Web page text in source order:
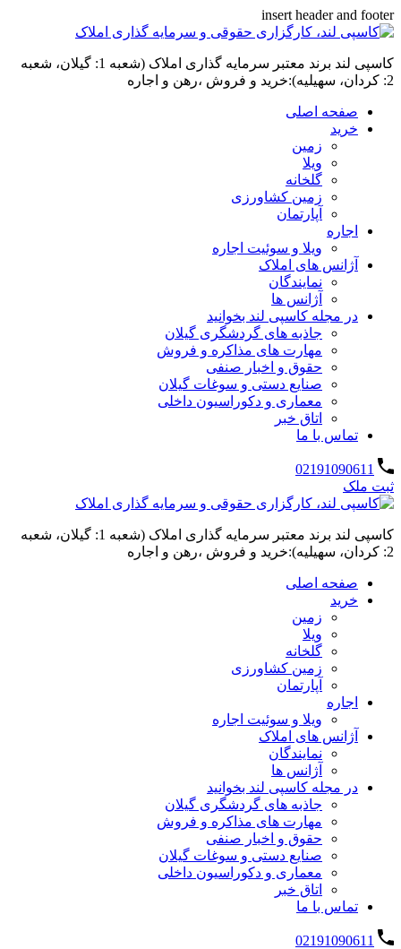
insert header and footer
کاسپی لند برند معتبر سرمایه گذاری املاک (شعبه 1: گیلان، شعبه
2: کردان، سهیلیه):خرید و فروش ،رهن و اجاره
صفحه اصلی
خرید
زمین
ویلا
گلخانه
زمین کشاورزی
آپارتمان
اجاره
ویلا و سوئیت اجاره
آژانس های املاک
نمایندگان
آژانس ها
در مجله کاسپی لند بخوانید
جاذبه های گردشگری گیلان
مهارت های مذاکره و فروش
حقوق و اخبار صنفی
صنایع دستی و سوغات گیلان
معماری و دکوراسیون داخلی
اتاق خبر
تماس با ما
02191090611
ثبت ملک
کاسپی لند برند معتبر سرمایه گذاری املاک (شعبه 1: گیلان، شعبه
2: کردان، سهیلیه):خرید و فروش ،رهن و اجاره
صفحه اصلی
خرید
زمین
ویلا
گلخانه
زمین کشاورزی
آپارتمان
اجاره
ویلا و سوئیت اجاره
آژانس های املاک
نمایندگان
آژانس ها
در مجله کاسپی لند بخوانید
جاذبه های گردشگری گیلان
مهارت های مذاکره و فروش
حقوق و اخبار صنفی
صنایع دستی و سوغات گیلان
معماری و دکوراسیون داخلی
اتاق خبر
تماس با ما
02191090611